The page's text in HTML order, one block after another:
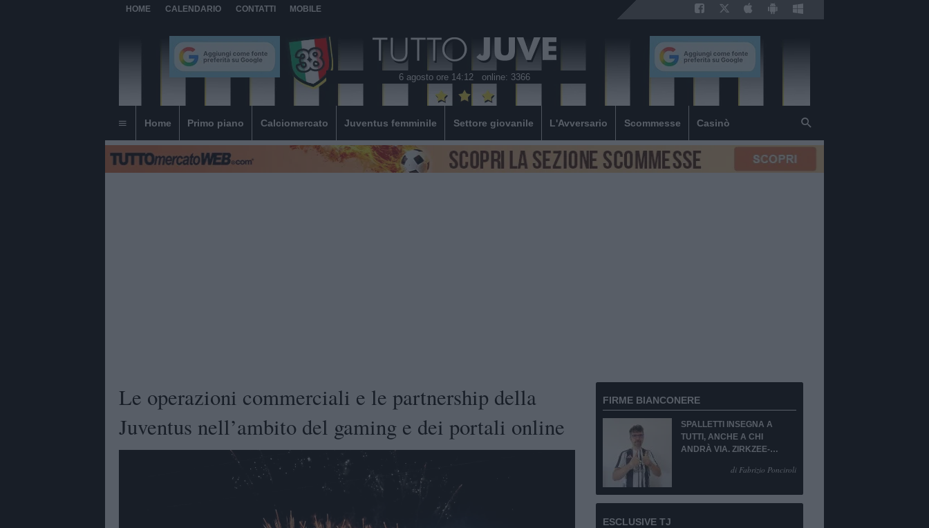
HOME CALENDARIO CONTATTI MOBILE
6 agosto ore 14:12 online: 3366
Home Primo piano Calciomercato Juventus femminile Settore giovanile L'Avversario Scommesse Casinò
Le operazioni commerciali e le partnership della
Juventus nell’ambito del gaming e dei portali online
FIRME BIANCONERE
SPALLETTI INSEGNA A
TUTTI, ANCHE A CHI
ANDRÀ VIA. ZIRKZEE-
di Fabrizio Ponciroli
ESCLUSIVE TJ